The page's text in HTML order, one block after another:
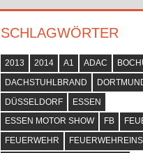
SCHLAGWÖRTER
2013 2014 A1 ADAC
DACHSTUHLBRAND
DÜSSELDORF
ESSEN
ESSEN MOTOR SHOW
FB
FEUERWEHR